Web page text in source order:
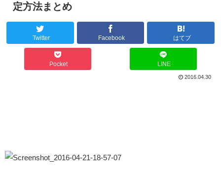
定方法まとめ
Twitter Facebook はてブ
Pocket LINE
2016.04.30